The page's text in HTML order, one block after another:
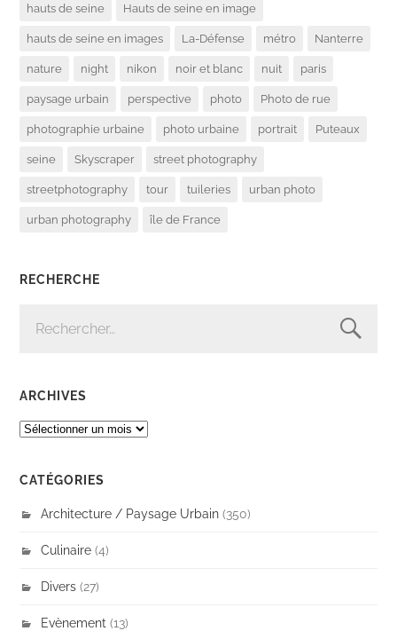
hauts de seine Hauts de seine en image
hauts de seine en images La-Défense métro Nanterre
nature night nikon noir et blanc nuit paris
paysage urbain perspective photo Photo de rue
photographie urbaine photo urbaine portrait Puteaux
seine Skyscraper street photography
streetphotography tour tuileries urban photo
urban photography île de France
RECHERCHE
ARCHIVES
ARCHIVES
CATÉGORIES
Architecture / Paysage Urbain (350)
Culinaire (4)
Divers (27)
Evènement (13)